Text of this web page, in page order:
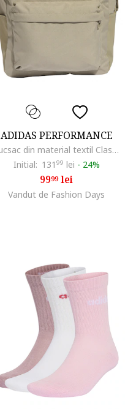
ADIDAS PERFORMANCE
Rucsac din material textil Classic Bars - 27.5 L, Alb/Maro camel
Initial: 131 99 lei - 24%
9999lei
Vandut de Fashion Days